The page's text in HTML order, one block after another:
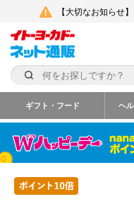
【大切なお知らせ
ギフト・フード ヘ